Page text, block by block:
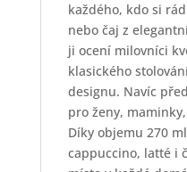
každého, kdo si
nebo čaj z
ji ocení milovníci
klasického
designu. Navíc
pro ženy,
Díky objemu 270
cappuccino, latté i